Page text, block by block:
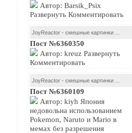
Автор: Barsik_Psix
Развернуть Комментировать
JoyReactor - смешные картинки ...
Пост №6360350
Автор: kreuz Развернуть
Комментировать
JoyReactor - смешные картинки ...
Пост №6360109
Автор: kiyh Япония
недовольна использованием
Pokemon, Naruto и Mario в
мемах без разрешения